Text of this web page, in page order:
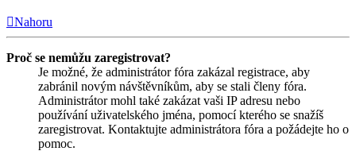
Nahoru
Proč se nemůžu zaregistrovat?
Je možné, že administrátor fóra zakázal registrace, aby
zabránil novým návštěvníkům, aby se stali členy fóra.
Administrátor mohl také zakázat vaši IP adresu nebo
používání uživatelského jména, pomocí kterého se snažíš
zaregistrovat. Kontaktujte administrátora fóra a požádejte ho o
pomoc.